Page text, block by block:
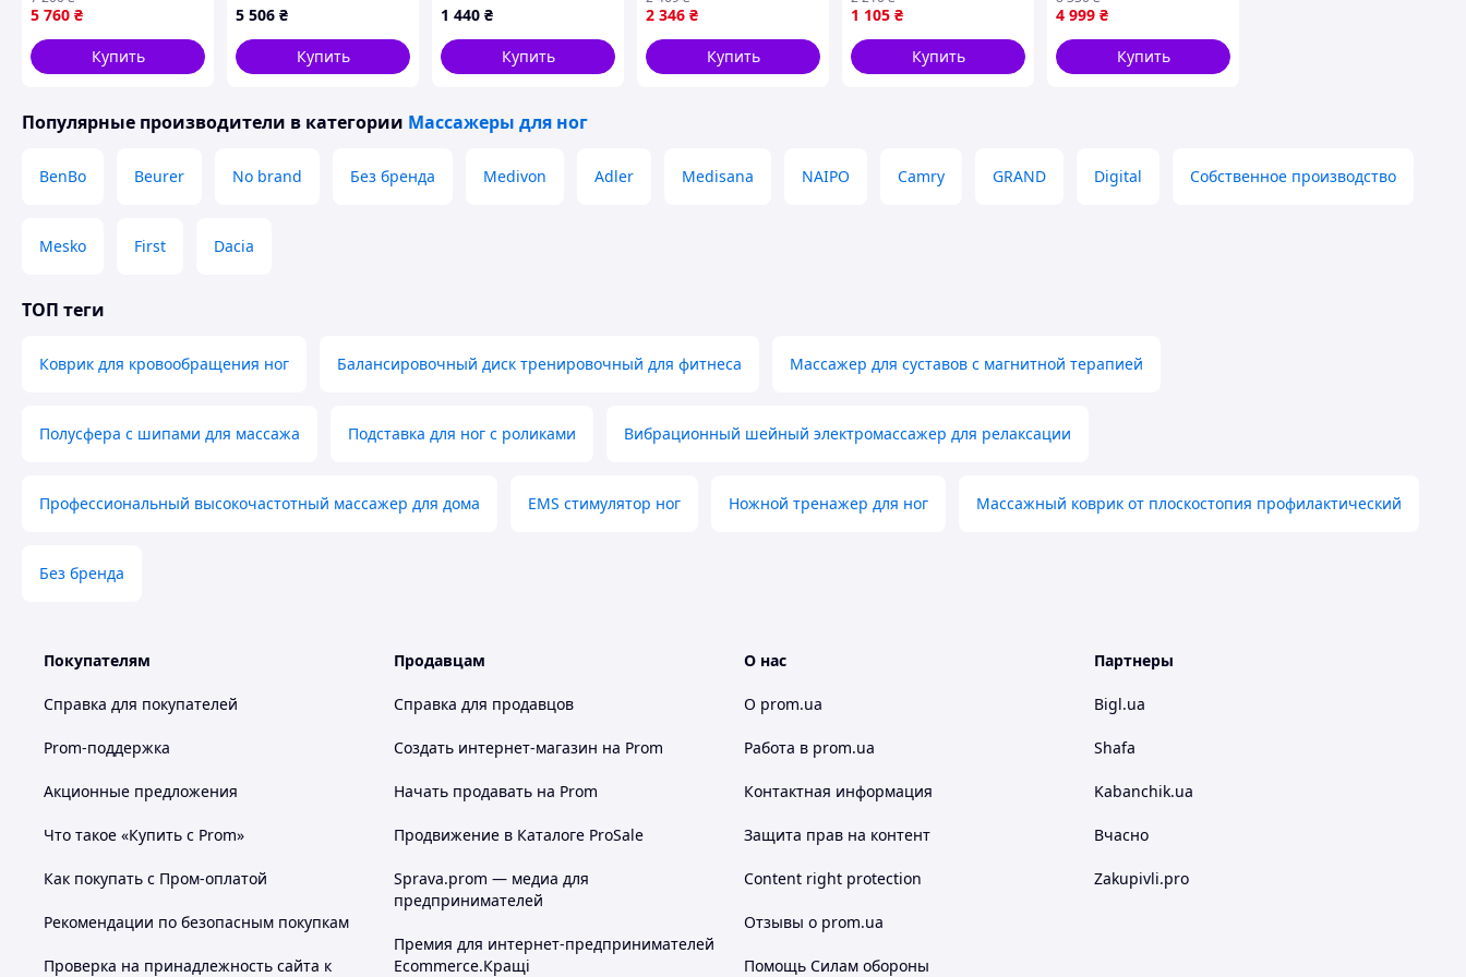
Коврик сделан из прочной термопластичной резины,
чтобы удобно хранить или брать на дачу или в
Похожие товары по характеристикам
роликовым массажем.
Качественная,
надежная. С душем
для ног!
5 760 ₴
Купить
R519
5 506 ₴
Купить
адаптером, 8732T48M0
1 440 ₴
Купить
2 346 ₴
Купить
электрический
Массажер для ног для
профессионального
использования
1 105 ₴
Купить
4 999 ₴
Купить
Популярные производители в категории Массажеры для ног
BenBo Beurer No brand Без бренда Medivon Adler Medisana NAIPO Camry GRAND Digital Собственное производство
Mesko First Dacia
ТОП теги
Коврик для кровообращения ног Балансировочный диск тренировочный для фитнеса Массажер для суставов с магнитной терапией
Полусфера с шипами для массажа Подставка для ног с роликами Вибрационный шейный электромассажер для релаксации
Профессиональный высокочастотный массажер для дома EMS стимулятор ног Ножной тренажер для ног Массажный коврик от плоскостопия профилактический
Без бренда
Покупателям
Справка для покупателей
Prom-поддержка
Акционные предложения
Что такое «Купить с Prom»
Как покупать с Пром-оплатой
Рекомендации по безопасным покупкам
Проверка на принадлежность сайта к
Продавцам
Справка для продавцов
Создать интернет-магазин на Prom
Начать продавать на Prom
Продвижение в Каталоге ProSale
Sprava.prom — медиа для
предпринимателей
Премия для интернет-предпринимателей
Ecommerce.Кращі
О нас
О prom.ua
Работа в prom.ua
Контактная информация
Защита прав на контент
Content right protection
Отзывы о prom.ua
Помощь Силам обороны
Партнеры
Bigl.ua
Shafa
Kabanchik.ua
Вчасно
Zakupivli.pro